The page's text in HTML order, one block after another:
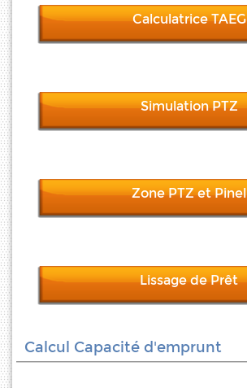
Calculatrice TAEG
Simulation PTZ
Zone PTZ et Pinel
Lissage de Prêt
Calcul Capacité d'emprunt